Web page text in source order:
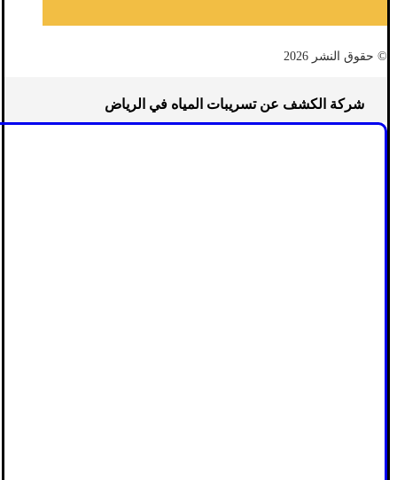
© حقوق النشر 2026
شركة الكشف عن تسريبات المياه في الرياض